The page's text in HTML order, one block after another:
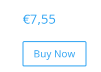
€7,55
Buy Now